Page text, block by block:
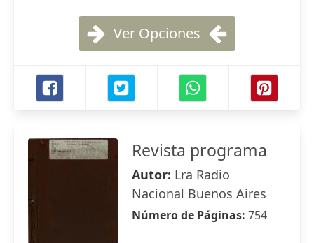
Ver Opciones
Revista programa
Autor: Lra Radio
Nacional Buenos Aires
Número de Páginas: 754